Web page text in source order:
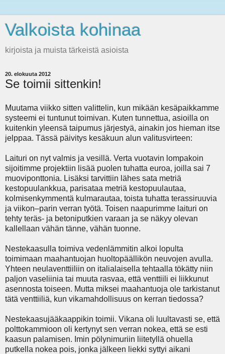
Valkoista kohinaa
kirjoista ja muista tärkeistä asioista
20. elokuuta 2012
Se toimii sittenkin!
Muutama viikko sitten valittelin, kun mikään kesäpaikkamme
systeemi ei tuntunut toimivan. Kuten tunnettua, asioilla on
kuitenkin yleensä taipumus järjestyä, ainakin jos hieman itse
jelppaa. Tässä päivitys kesäkuun alun valitusvirteen:
Laituri on nyt valmis ja vesillä. Verta vuotavin lompakoin
sijoitimme projektiin lisää puolen tuhatta euroa, joilla sai 7
muoviponttonia. Lisäksi tarvittiin lähes sata metriä
kestopuulankkua, parisataa metriä kestopuulautaa,
kolmisenkymmentä kulmarautaa, toista tuhatta terassiruuvia
ja viikon–parin verran työtä. Toisen naapurimme laituri on
tehty teräs- ja betoniputkien varaan ja se näkyy olevan
kallellaan vähän tänne, vähän tuonne.
Nestekaasulla toimiva vedenlämmitin alkoi lopulta
toimimaan maahantuojan huoltopäällikön neuvojen avulla.
Yhteen neulaventtiiliin on italialaisella tehtaalla tökätty niin
paljon vaseliinia tai muuta rasvaa, että venttiili ei liikkunut
asennosta toiseen. Mutta miksei maahantuoja ole tarkistanut
tätä venttiiliä, kun vikamahdollisuus on kerran tiedossa?
Nestekaasujääkaappikin toimii. Vikana oli luultavasti se, että
polttokammioon oli kertynyt sen verran nokea, että se esti
kaasun palamisen. Imin pölynimuriin liitetyllä ohuella
putkella nokea pois, jonka jälkeen liekki syttyi aikani